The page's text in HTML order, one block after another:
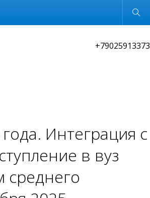
Обычная версия
+79025913373
Интеграция с
в вуз